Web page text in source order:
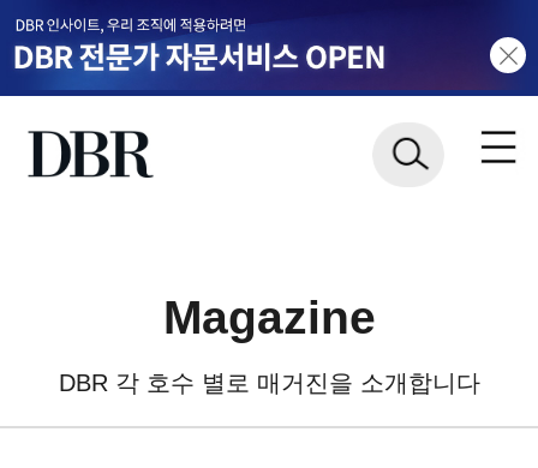
Magazine
DBR 각 호수 별로 매거진을 소개합니다